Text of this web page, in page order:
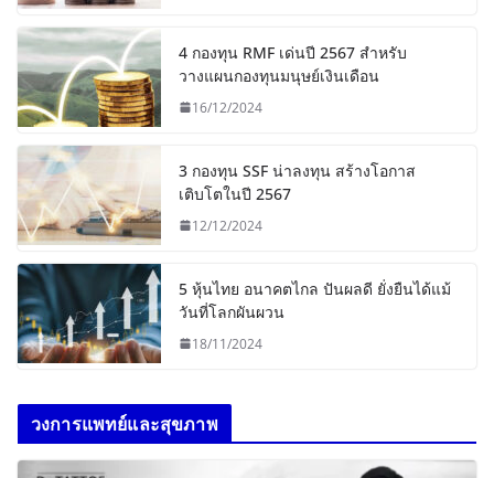
4 กองทุน RMF เด่นปี 2567 สำหรับ
วางแผนกองทุนมนุษย์เงินเดือน
16/12/2024
3 กองทุน SSF น่าลงทุน สร้างโอกาส
เติบโตในปี 2567
12/12/2024
5 หุ้นไทย อนาคตไกล ปันผลดี ยั่งยืนได้แม้
วันที่โลกผันผวน
18/11/2024
วงการแพทย์และสุขภาพ